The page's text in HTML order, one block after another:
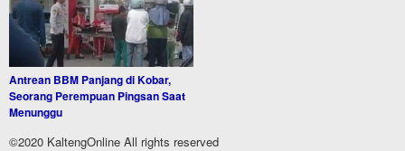
Antrean BBM Panjang di Kobar,
Seorang Perempuan Pingsan Saat
Menunggu
©2020 KaltengOnline All rights reserved